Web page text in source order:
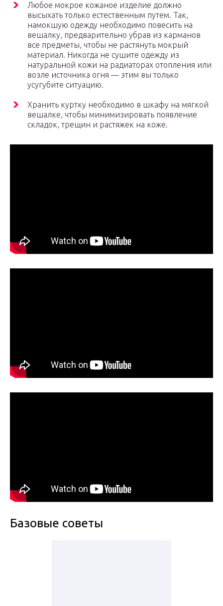
Любое мокрое кожаное изделие должно
высыхать только естественным путем. Так,
намокшую одежду необходимо повесить на
вешалку, предварительно убрав из карманов
все предметы, чтобы не растянуть мокрый
материал. Никогда не сушите одежду из
натуральной кожи на радиаторах отопления или
возле источника огня — этим вы только
усугубите ситуацию.
Хранить куртку необходимо в шкафу на мягкой
вешалке, чтобы минимизировать появление
складок, трещин и растяжек на коже.
Базовые советы